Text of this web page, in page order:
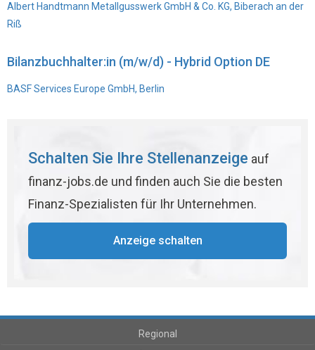
Albert Handtmann Metallgusswerk GmbH & Co. KG, Biberach an der
Riß
Bilanzbuchhalter:in (m/w/d) - Hybrid Option DE
BASF Services Europe GmbH, Berlin
Schalten Sie Ihre Stellenanzeige auf
finanz-jobs.de und finden auch Sie die besten
Finanz-Spezialisten für Ihr Unternehmen.
Anzeige schalten
Regional